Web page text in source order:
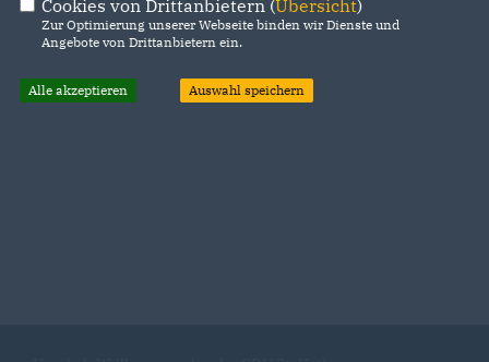
Cookies von Drittanbietern (Übersicht)
Zur Optimierung unserer Webseite binden wir Dienste und
Angebote von Drittanbietern ein.
Alle akzeptieren Auswahl speichern